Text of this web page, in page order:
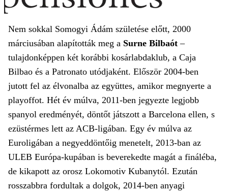
Nem sokkal Somogyi Ádám születése előtt, 2000
márciusában alapították meg a Surne Bilbaót –
tulajdonképpen két korábbi kosárlabdaklub, a Caja
Bilbao és a Patronato utódjaként. Először 2004-ben
jutott fel az élvonalba az együttes, amikor megnyerte a
playoffot. Hét év múlva, 2011-ben jegyezte legjobb
spanyol eredményét, döntőt játszott a Barcelona ellen, s
ezüstérmes lett az ACB-ligában. Egy év múlva az
Euroligában a negyeddöntőig menetelt, 2013-ban az
ULEB Európa-kupában is beverekedte magát a fináléba,
de kikapott az orosz Lokomotiv Kubanytól. Ezután
rosszabbra fordultak a dolgok, 2014-ben anyagi